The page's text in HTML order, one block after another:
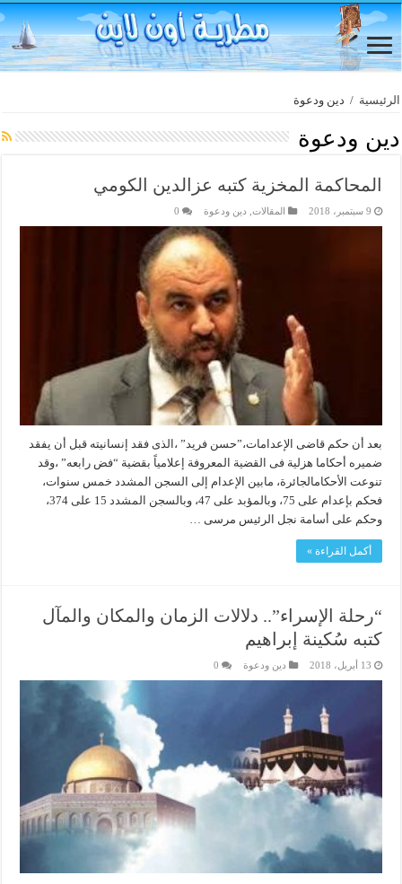
الرئيسية / دين ودعوة
دين ودعوة
المحاكمة المخزية كتبه عزالدين الكومي
9 سبتمبر، 2018 المقالات دين ودعوة 0
بعد أن حكم قاضى الإعدامات،”حسن فريد” ،الذى فقد إنسانيته قبل أن يفقد
ضميره أحكاما هزلية فى القضية المعروفة إعلامياً بقضية “فض رابعه” ،وقد
تنوعت الأحكامالجائرة، مابين الإعدام إلى السجن المشدد خمس سنوات،
فحكم بإعدام على 75، وبالمؤبد على 47، وبالسجن المشدد 15 على 374،
وحكم على أسامة نجل الرئيس مرسى …
أكمل القراءة »
“رحلة الإسراء”.. دلالات الزمان والمكان والمآل
كتبه سُكينة إبراهيم
13 أبريل، 2018 دين ودعوة 0